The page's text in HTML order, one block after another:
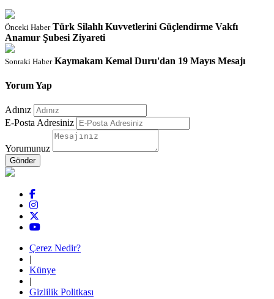
Önceki Haber Türk Silahlı Kuvvetlerini Güçlendirme Vakfı
Anamur Şubesi Ziyareti
Sonraki Haber Kaymakam Kemal Duru'dan 19 Mayıs Mesajı
Yorum Yap
Adınız
E-Posta Adresiniz
Yorumunuz
Çerez Nedir?
|
Künye
|
Gizlilik Politkası